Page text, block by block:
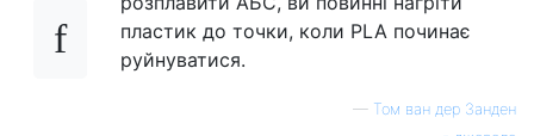
пластик до точки, коли PLA починає
руйнуватися.
— Том ван дер Занден